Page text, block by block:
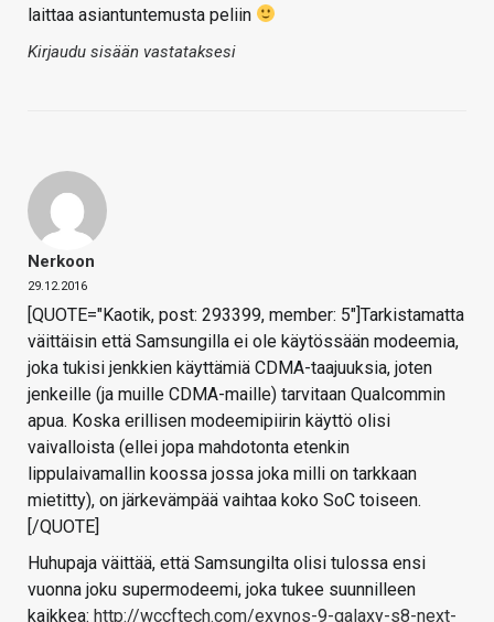
laittaa asiantuntemusta peliin
Kirjaudu sisään vastataksesi
Nerkoon
29.12.2016
[QUOTE="Kaotik, post: 293399, member: 5"]Tarkistamatta
väittäisin että Samsungilla ei ole käytössään modeemia,
joka tukisi jenkkien käyttämiä CDMA-taajuuksia, joten
jenkeille (ja muille CDMA-maille) tarvitaan Qualcommin
apua. Koska erillisen modeemipiirin käyttö olisi
vaivalloista (ellei jopa mahdotonta etenkin
lippulaivamallin koossa jossa joka milli on tarkkaan
mietitty), on järkevämpää vaihtaa koko SoC toiseen.
[/QUOTE]
Huhupaja väittää, että Samsungilta olisi tulossa ensi
vuonna joku supermodeemi, joka tukee suunnilleen
kaikkea: http://wccftech.com/exynos-9-galaxy-s8-next-